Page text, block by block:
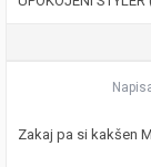
Zakaj pa si kakšen